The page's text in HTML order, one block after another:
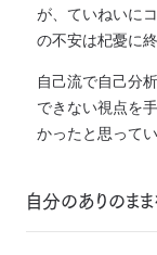
が、ていねいに
の不安は杞憂に
自己流で自己分
できない視点を
かったと思ってい
自分のありのま